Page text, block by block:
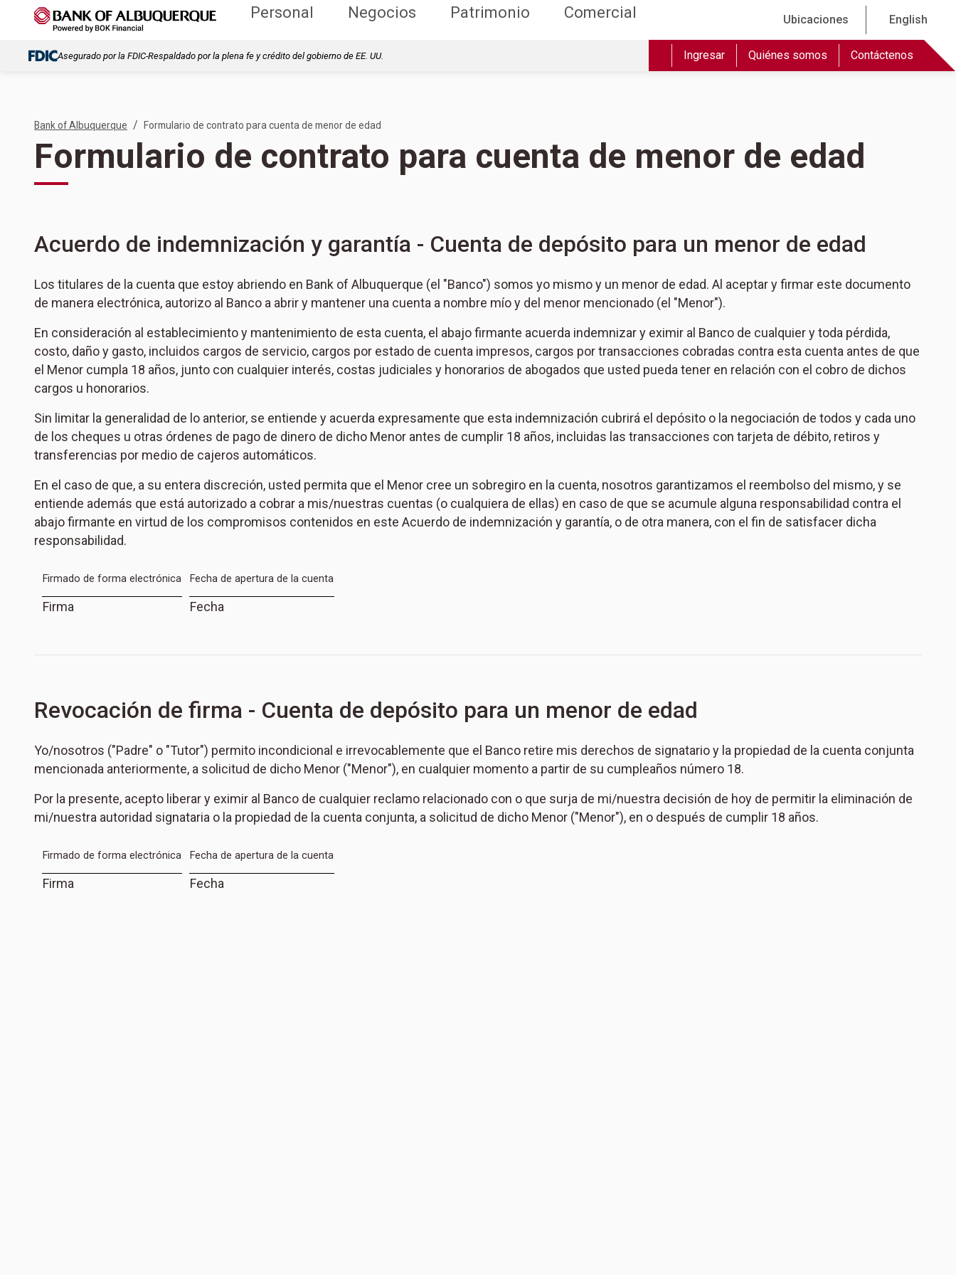
Personal Negocios Patrimonio Comercial Ubicaciones English
Asegurado por la FDIC-Respaldado por la plena fe y crédito del gobierno de EE. UU. Ingresar Quiénes somos Contáctenos
Bank of Albuquerque / Formulario de contrato para cuenta de menor de edad
Formulario de contrato para cuenta de menor de edad
Acuerdo de indemnización y garantía - Cuenta de depósito para un menor de edad
Los titulares de la cuenta que estoy abriendo en Bank of Albuquerque (el "Banco") somos yo mismo y un menor de edad. Al aceptar y firmar este documento
de manera electrónica, autorizo al Banco a abrir y mantener una cuenta a nombre mío y del menor mencionado (el "Menor").
En consideración al establecimiento y mantenimiento de esta cuenta, el abajo firmante acuerda indemnizar y eximir al Banco de cualquier y toda pérdida,
costo, daño y gasto, incluidos cargos de servicio, cargos por estado de cuenta impresos, cargos por transacciones cobradas contra esta cuenta antes de que
el Menor cumpla 18 años, junto con cualquier interés, costas judiciales y honorarios de abogados que usted pueda tener en relación con el cobro de dichos
cargos u honorarios.
Sin limitar la generalidad de lo anterior, se entiende y acuerda expresamente que esta indemnización cubrirá el depósito o la negociación de todos y cada uno
de los cheques u otras órdenes de pago de dinero de dicho Menor antes de cumplir 18 años, incluidas las transacciones con tarjeta de débito, retiros y
transferencias por medio de cajeros automáticos.
En el caso de que, a su entera discreción, usted permita que el Menor cree un sobregiro en la cuenta, nosotros garantizamos el reembolso del mismo, y se
entiende además que está autorizado a cobrar a mis/nuestras cuentas (o cualquiera de ellas) en caso de que se acumule alguna responsabilidad contra el
abajo firmante en virtud de los compromisos contenidos en este Acuerdo de indemnización y garantía, o de otra manera, con el fin de satisfacer dicha
responsabilidad.
Firmado de forma electrónica Fecha de apertura de la cuenta
Firma Fecha
Revocación de firma - Cuenta de depósito para un menor de edad
Yo/nosotros ("Padre" o "Tutor") permito incondicional e irrevocablemente que el Banco retire mis derechos de signatario y la propiedad de la cuenta conjunta
mencionada anteriormente, a solicitud de dicho Menor ("Menor"), en cualquier momento a partir de su cumpleaños número 18.
Por la presente, acepto liberar y eximir al Banco de cualquier reclamo relacionado con o que surja de mi/nuestra decisión de hoy de permitir la eliminación de
mi/nuestra autoridad signataria o la propiedad de la cuenta conjunta, a solicitud de dicho Menor ("Menor"), en o después de cumplir 18 años.
Firmado de forma electrónica Fecha de apertura de la cuenta
Firma Fecha